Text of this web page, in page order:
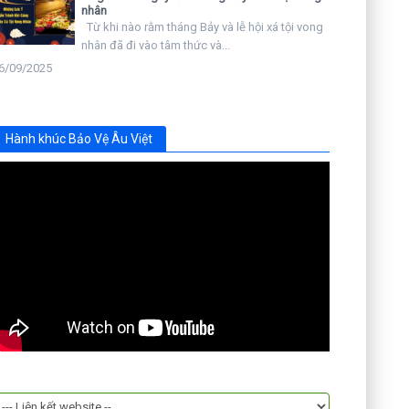
nhân
Từ khi nào rằm tháng Bảy và lễ hội xá tội vong
nhân đã đi vào tâm thức và...
09/2025
Hành khúc Bảo Vệ Âu Việt